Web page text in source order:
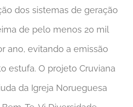
dos sistemas de geração
de pelo menos 20 mil
ano, evitando a emissão
estufa. O projeto Cruviana
da Igreja Norueguesa